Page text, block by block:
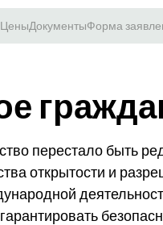
ЦеныДокументыФорма
перестало быть
открытости и